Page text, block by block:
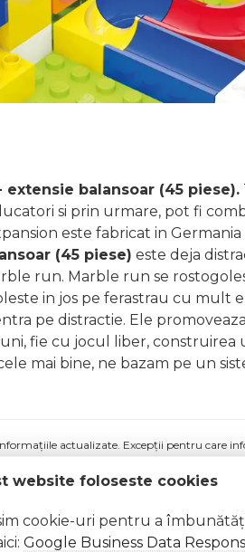
balansoar (45 piese).
si prin urmare, pot fi
este fabricat in
(45 piese) este deja
run. Marble run se
in jos pe ferastrau cu
pe distractie. Ele
fie cu jocul liber,
mai bine, ne bazam pe un
actualizate. Excepții pentru care
fără a ne informa în prealabil. În
copii Marble Run Hubelino - extensie
website foloseste cookies
cookie-uri pentru a
Google Business Data